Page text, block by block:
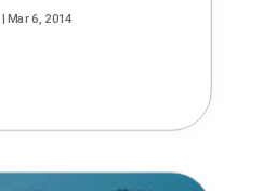
| Mar 6, 2014